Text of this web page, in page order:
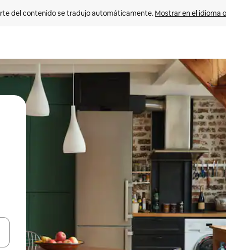
del contenido se tradujo automáticamente. Mostrar en el idioma
usando las teclas de las flechas hacia arriba y hacia abajo, o